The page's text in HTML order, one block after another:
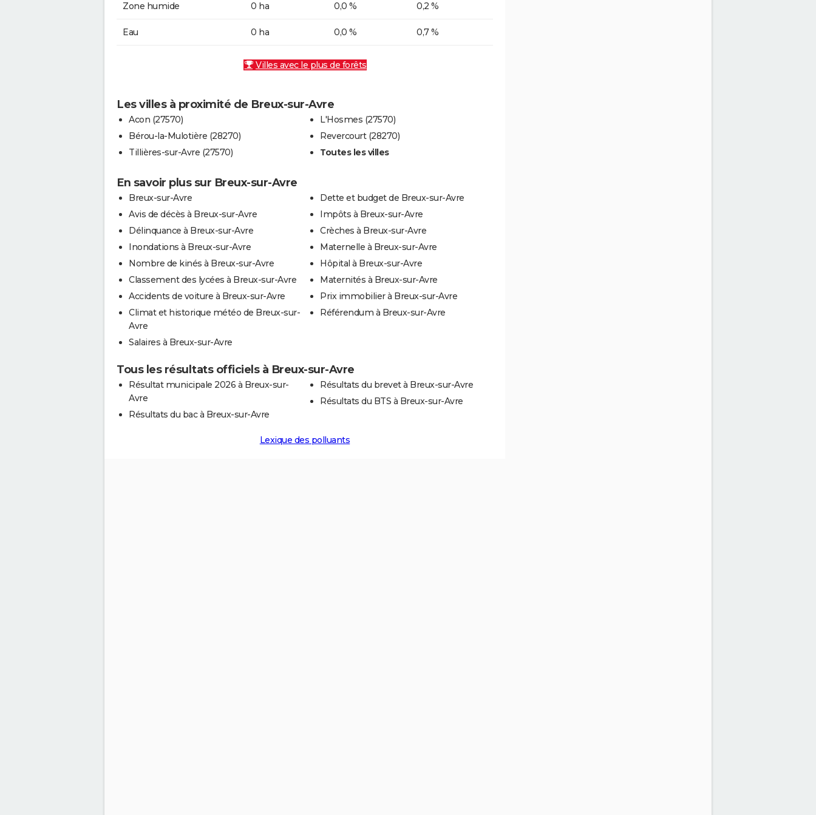
Zone humide 0 ha 0,0 % 0,2 %
Eau 0 ha 0,0 % 0,7 %
Villes avec le plus de forêts
Les villes à proximité de Breux-sur-Avre
Acon (27570)
Bérou-la-Mulotière (28270)
Tillières-sur-Avre (27570)
L'Hosmes (27570)
Revercourt (28270)
Toutes les villes
En savoir plus sur Breux-sur-Avre
Breux-sur-Avre
Avis de décès à Breux-sur-Avre
Délinquance à Breux-sur-Avre
Inondations à Breux-sur-Avre
Nombre de kinés à Breux-sur-Avre
Classement des lycées à Breux-sur-Avre
Accidents de voiture à Breux-sur-Avre
Climat et historique météo de Breux-sur-
Avre
Salaires à Breux-sur-Avre
Dette et budget de Breux-sur-Avre
Impôts à Breux-sur-Avre
Crèches à Breux-sur-Avre
Maternelle à Breux-sur-Avre
Hôpital à Breux-sur-Avre
Maternités à Breux-sur-Avre
Prix immobilier à Breux-sur-Avre
Référendum à Breux-sur-Avre
Tous les résultats officiels à Breux-sur-Avre
Résultat municipale 2026 à Breux-sur-
Avre
Résultats du bac à Breux-sur-Avre
Résultats du brevet à Breux-sur-Avre
Résultats du BTS à Breux-sur-Avre
Lexique des polluants